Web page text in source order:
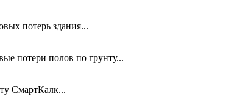
потерь здания...
потери полов по грунту...
СмартКалк...